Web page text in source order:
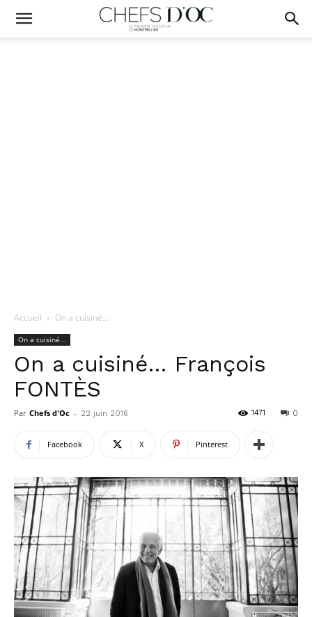
Accueil On a cuisiné...
On a cuisiné...
On a cuisiné… François
FONTÈS
Par Chefs d'Oc - 22 juin 2016 0
1471
Facebook X Pinterest